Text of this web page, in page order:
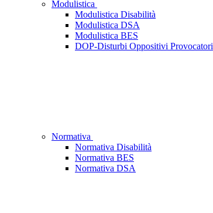
Modulistica
Modulistica Disabilità
Modulistica DSA
Modulistica BES
DOP-Disturbi Oppositivi Provocatori
Normativa
Normativa Disabilità
Normativa BES
Normativa DSA